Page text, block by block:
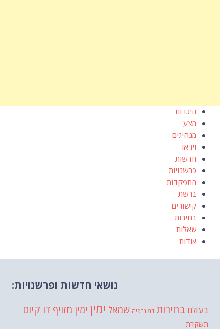
היכרות
מצע
מנהיגים
וידאו
חדשות
פרשנויות
התפקדות
ברשת
קישורים
בחירות
שאלות
אודות
נושאי חדשות ופרשנויות:
בעולם בחירות דמוגרפיה שמאל ימין ימין מזויף דו קיום
תשקורת